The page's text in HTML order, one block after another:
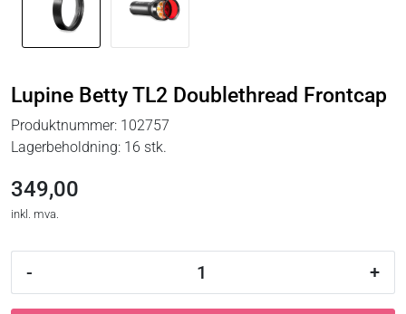
Lupine Betty TL2 Doublethread Frontcap
Produktnummer: 102757
Lagerbeholdning: 16 stk.
349,00
inkl. mva.
- +